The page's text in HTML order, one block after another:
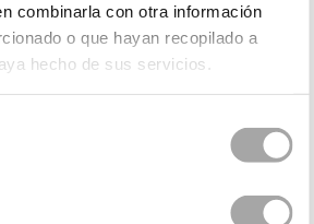
combinarla con otra información
o que hayan recopilado a
hecho de sus servicios.